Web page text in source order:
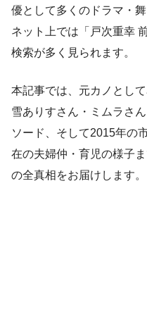
優として多くのドラマ・
ネット上では「戸次重幸
検索が多く見られます。
本記事では、元カノとし
雪ありすさん・ミムラさ
ソード、そして2015年の
在の夫婦仲・育児の様子
の全真相をお届けします。